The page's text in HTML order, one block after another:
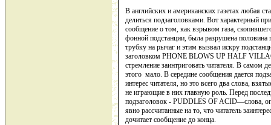
В английских и американских газетах любая
делиться подзаго­ловками. Вот характерный
сообщение о том, как взрывом газа,
фонной подстанции, была разрушена половина
трубку на рычаг и этим вызвал искру
заголовком PHONE BLOWS UP HALF
стремление заинтриговать читателя. В самом
этого мало. В середине сообщения дается
интерес читателя, но это всего два слова,
не играющие в них главную роль. Перед
подзаголовок - PUDDLES OF ACID—слoвa,
явно рас­считанные на то, что читатель
дочитает сообщение до конца.